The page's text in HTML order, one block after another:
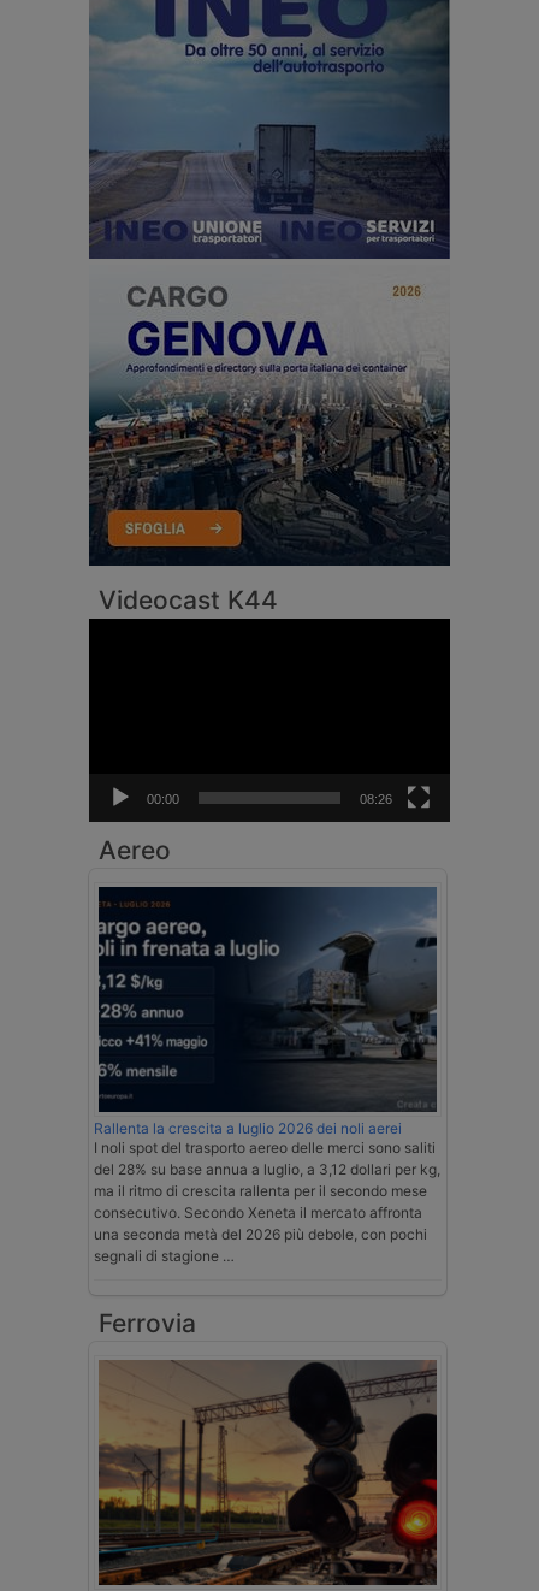
Videocast K44
00:00 08:26
Aereo
Rallenta la crescita a luglio 2026 dei noli aerei
I noli spot del trasporto aereo delle merci sono saliti
del 28% su base annua a luglio, a 3,12 dollari per kg,
ma il ritmo di crescita rallenta per il secondo mese
consecutivo. Secondo Xeneta il mercato affronta
una seconda metà del 2026 più debole, con pochi
segnali di stagione …
Ferrovia